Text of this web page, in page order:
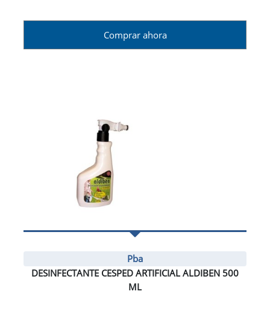
Comprar ahora
Pba
DESINFECTANTE CESPED ARTIFICIAL ALDIBEN 500
ML